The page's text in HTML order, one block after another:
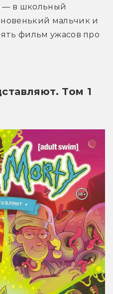
— в школьный
мальчик и
фильм ужасов про
Том 1